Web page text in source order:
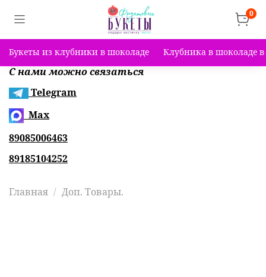
0
Букеты из клубники в шоколаде Клубника в шоколаде в
С нами можно связаться
Telegram
Max
89085006463
89185104252
Главная Доп. Товары.